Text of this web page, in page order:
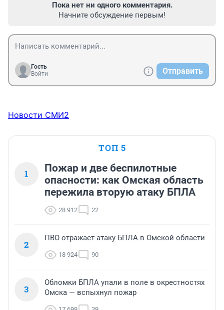
Пока нет ни одного комментария.
Начните обсуждение первым!
Гость
Войти
Отправить
Новости СМИ2
ТОП 5
1
Пожар и две беспилотные
опасности: как Омская область
пережила вторую атаку БПЛА
28 912 22
2
ПВО отражает атаку БПЛА в Омской области
18 924 90
3
Обломки БПЛА упали в поле в окрестностях
Омска — вспыхнул пожар